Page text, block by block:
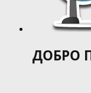
ДОБРО